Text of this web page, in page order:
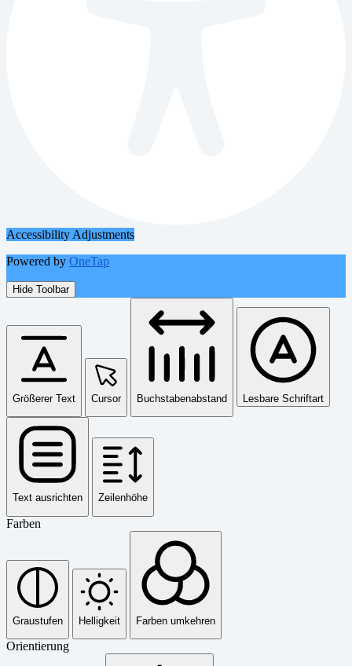
Accessibility Adjustments
Powered by OneTap
Hide Toolbar
Größerer Text Cursor Buchstabenabstand Lesbare Schriftart
Text ausrichten Zeilenhöhe
Farben
Graustufen Helligkeit Farben umkehren
Orientierung